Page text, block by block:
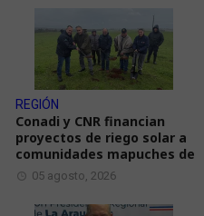
REGIÓN
Conadi y CNR financian
proyectos de riego solar a
comunidades mapuches de
05 agosto, 2026